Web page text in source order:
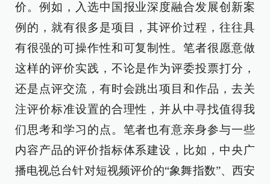
价。例如，入选中国报业深度融合发展创新案
例的，就有很多是项目，其评价过程，往往具
有很强的可操作性和可复制性。笔者很愿意做
这样的评价实践，不论是作为评委投票打分，
还是点评交流，有时会跳出项目和作品，去关
注评价标准设置的合理性，并从中寻找值得我
们思考和学习的点。笔者也有意亲身参与一些
内容产品的评价指标体系建设，比如，中央广
播电视总台针对短视频评价的“象舞指数”、西安